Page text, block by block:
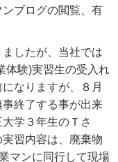
ブログの閲覧、有
したが、当社では
体験)実習生の受入れ
なりますが、８月
終了する事が出来
学３年生のＴさ
習内容は、廃棄物
マンに同行して現場